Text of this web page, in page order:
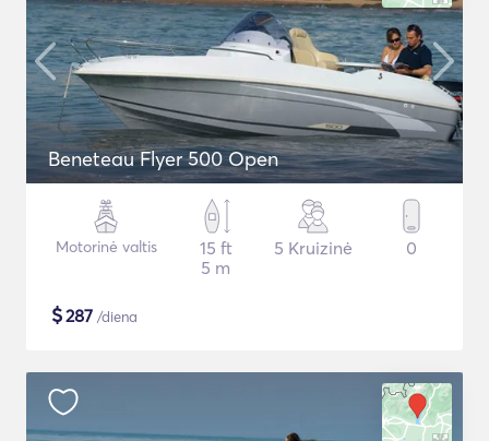
Beneteau Flyer 500 Open
Motorinė valtis
15 ft
5 m
5 Kruizinė 0
$287 /diena